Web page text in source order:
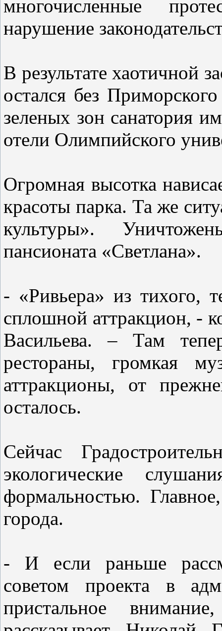
многочисленные
нарушение
В результате хаотичной
остался без
зеленых зон санатория
отели Олимпийского
Огромная высотка
красоты парка. Та же
культуры».
пансионата «Светлана».
- «Ривьера» из тихого,
сплошной аттракцион, -
Васильева. – Там
рестораны, громкая
аттракционы, от
осталось.
Сейчас
экологические
формальностью.
города.
- И если раньше
советом проекта в
пристальное